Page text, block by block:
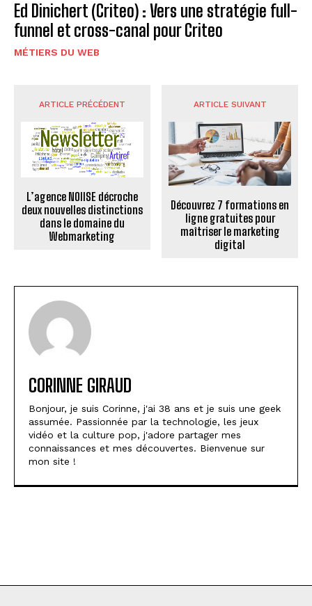
Ed Dinichert (Criteo) : Vers une stratégie full-
funnel et cross-canal pour Criteo
MÉTIERS DU WEB
ARTICLE PRÉCÉDENT
L’agence NOIISE décroche
deux nouvelles distinctions
dans le domaine du
Webmarketing
ARTICLE SUIVANT
Découvrez 7 formations en
ligne gratuites pour
maîtriser le marketing
digital
CORINNE GIRAUD
Bonjour, je suis Corinne, j'ai 38 ans et je suis une geek
assumée. Passionnée par la technologie, les jeux
vidéo et la culture pop, j'adore partager mes
connaissances et mes découvertes. Bienvenue sur
mon site !